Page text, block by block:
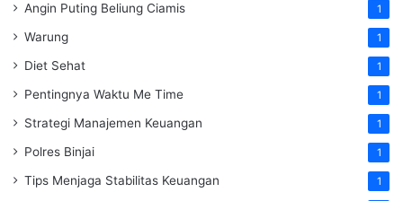
Angin Puting Beliung Ciamis 1
Warung 1
Diet Sehat 1
Pentingnya Waktu Me Time 1
Strategi Manajemen Keuangan 1
Polres Binjai 1
Tips Menjaga Stabilitas Keuangan 1